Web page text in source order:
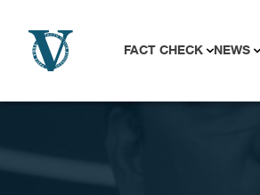
FACT CHECK NEWS